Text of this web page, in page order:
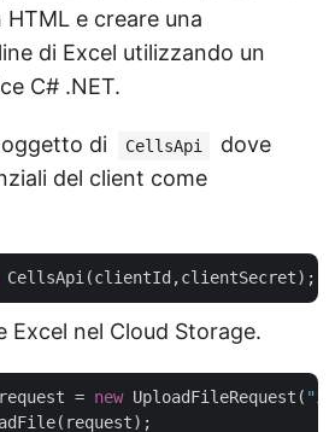
e creare una
di Excel utilizzando un
C# .NET.
oggetto di CellsApi
dove
del client come
Excel nel Cloud Storage.
= new UploadFileRequest(